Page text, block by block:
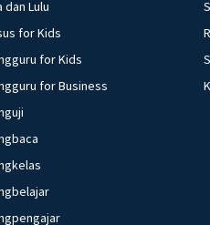
dan Lulu
for Kids
for Kids
for Business